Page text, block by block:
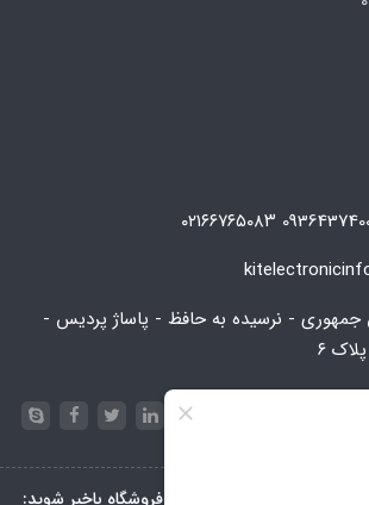
جمهوری - نرسیده به حافظ - پاساژ پردیس -
۶
از تخفیف‌ها و جدیدترین‌های فروشگاه باخبر شوید: